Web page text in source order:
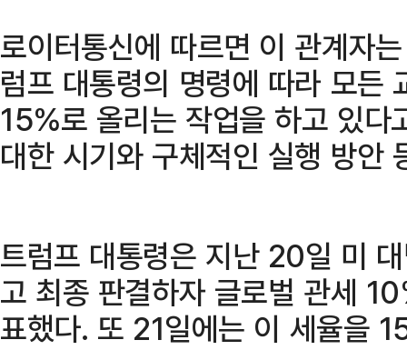
로이터통신에 따르면 이 관계자
럼프 대통령의 명령에 따라 모든
15%로 올리는 작업을 하고 있다
대한 시기와 구체적인 실행 방안
트럼프 대통령은 지난 20일 미
고 최종 판결하자 글로벌 관세
표했다. 또 21일에는 이 세율을